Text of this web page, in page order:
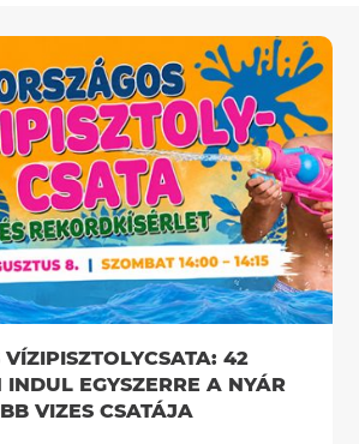
VÍZIPISZTOLYCSATA: 42
INDUL EGYSZERRE A NYÁR
VIZES CSATÁJA